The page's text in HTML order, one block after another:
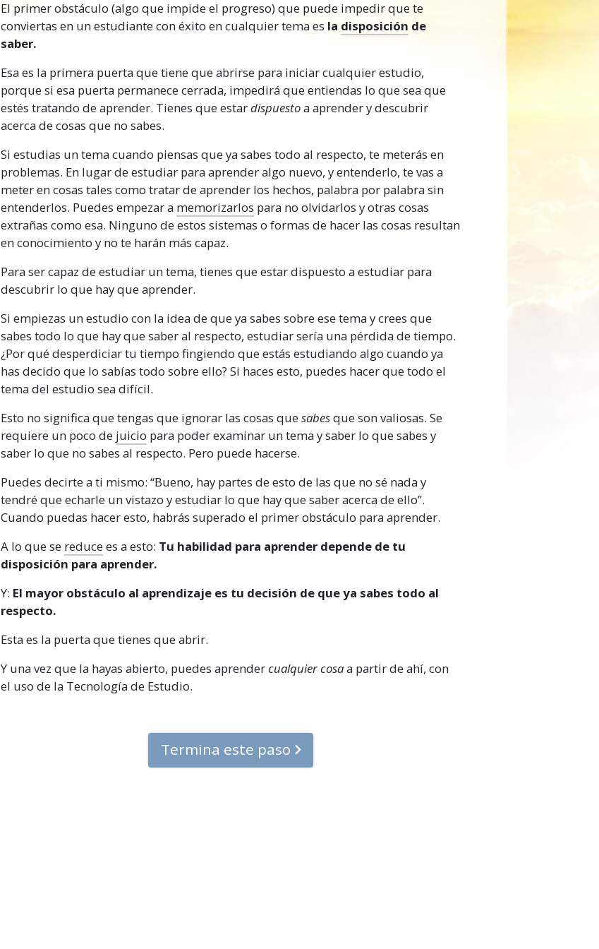
mejoría, no vas a tener demasiado éxito en lo que haces.
Pero si sabes y puedes usar la tecnología de estudio, puedes ser cada vez más
haciendo.
El mundo sigueavanzandocon nuevas invenciones, nuevas maneras de hacer
las cosas y más rápido, métodos más eficaces y eficientes de lograr metas.
Solo paramantener el ritmoy permanecer actualizado con los nuevos
descubrimientos en el mundo, tienes que ser capaz de estudiar y aprender.
La Tecnología de Estudio, desarrollada por L. Ronald Hubbard, es una
tecnología exacta y funcional que ha ayudado a millones de personas a tener
más éxito en la vida.
Nota importante
Al estudiar este curso, asegúrate muy bien de no pasar nunca una palabra
que no entiendas totalmente. La única razón por la que una persona
abandona un estudio, se siente confusa o se vuelve incapaz de aprender, es
porque ha pasado una palabra que no ha entendido.Más
El primer obstáculo (algo que impide el progreso) que puede impedir que te
conviertas en un estudiante con éxito en cualquier tema es la disposición de
saber.
Esa es la primera puerta que tiene que abrirse para iniciar cualquier estudio,
porque si esa puerta permanece cerrada, impedirá que entiendas lo que sea que
estés tratando de aprender. Tienes que estardispuestoa aprender y descubrir
acerca de cosas que no sabes.
Si estudias un tema cuando piensas que ya sabes todo al respecto, te meterás en
problemas. En lugar de estudiar para aprender algo nuevo, y entenderlo, te vas a
meter en cosas tales como tratar de aprender los hechos, palabra por palabra sin
entenderlos. Puedes empezar a memorizarlos para no olvidarlos y otras cosas
extrañas como esa. Ninguno de estos sistemas o formas de hacer las cosas resultan
en conocimiento y no te harán más capaz.
Para ser capaz de estudiar un tema, tienes que estar dispuesto a estudiar para
descubrir lo que hay que aprender.
Si empiezas un estudio con la idea de que ya sabes sobre ese tema y crees que
sabes todo lo que hay que saber al respecto, estudiar sería una pérdida de tiempo.
¿Por qué desperdiciar tu tiempo fingiendo que estás estudiando algo cuando ya
has decido que lo sabías todo sobre ello? Si haces esto, puedes hacer que todo el
tema del estudio sea difícil.
Esto no significa que tengas que ignorar las cosas quesabesque son valiosas. Se
requiere un poco de juicio para poder examinar un tema y saber lo que sabes y
saber lo que no sabes al respecto. Pero puede hacerse.
Puedes decirte a ti mismo: “Bueno, hay partes de esto de las que no sé nada y
tendré que echarle un vistazo y estudiar lo que hay que saber acerca de ello”.
Cuando puedas hacer esto, habrás superado el primer obstáculo para aprender.
A lo que se reducees a esto: Tu habilidad para aprender depende de tu
disposición para aprender.
Y: El mayor obstáculo al aprendizaje es tu decisión de que ya sabes todo al
respecto.
Esta es la puerta que tienes que abrir.
Y una vez que la hayas abierto, puedes aprendercualquier cosaa partir de ahí, con
el uso de la Tecnología de Estudio.
Termina este paso